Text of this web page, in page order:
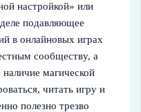
настройкой» или
подавляющее
в онлайновых играх
сообществу, а
магической
читать игру и
полезно трезво